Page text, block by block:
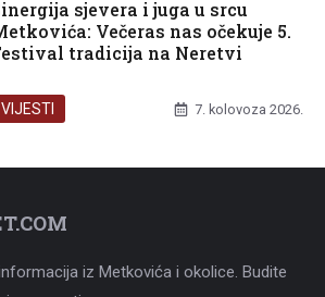
sjevera i juga u srcu
Večeras nas očekuje 5.
tradicija na Neretvi
VIJESTI 7. kolovoza 2026.
iz Metkovića i okolice. Budite